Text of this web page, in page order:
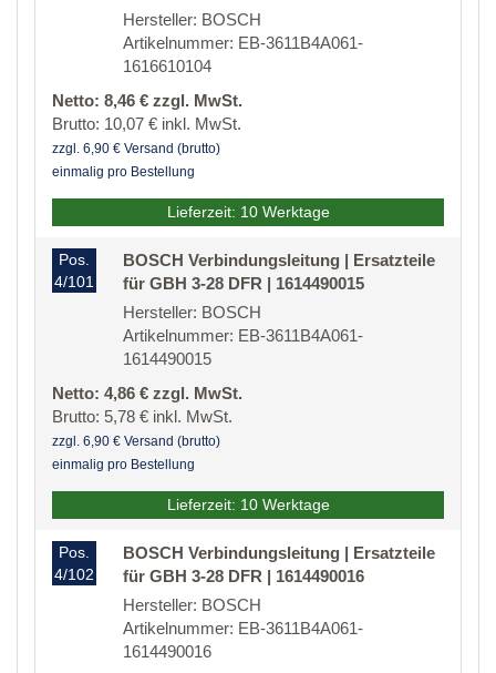
Hersteller: BOSCH
Artikelnummer: EB-3611B4A061-
1616610104
Netto: 8,46 € zzgl. MwSt.
Brutto: 10,07 € inkl. MwSt.
zzgl. 6,90 € Versand (brutto)
einmalig pro Bestellung
Lieferzeit: 10 Werktage
Pos.
4/101
BOSCH Verbindungsleitung | Ersatzteile
für GBH 3-28 DFR | 1614490015
Hersteller: BOSCH
Artikelnummer: EB-3611B4A061-
1614490015
Netto: 4,86 € zzgl. MwSt.
Brutto: 5,78 € inkl. MwSt.
zzgl. 6,90 € Versand (brutto)
einmalig pro Bestellung
Lieferzeit: 10 Werktage
Pos.
4/102
BOSCH Verbindungsleitung | Ersatzteile
für GBH 3-28 DFR | 1614490016
Hersteller: BOSCH
Artikelnummer: EB-3611B4A061-
1614490016